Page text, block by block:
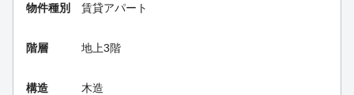
物件種別 賃貸アパート
階層 地上3階
構造 木造